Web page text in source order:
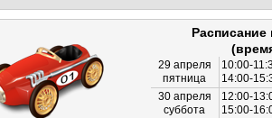
29 апреля
пятница
10:00-
14:00-
30 апреля
суббота
12:00-
15:00-